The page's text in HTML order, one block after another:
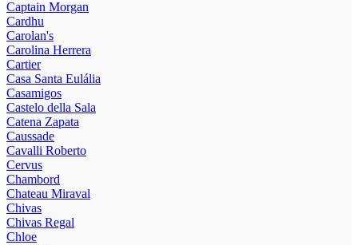
Captain Morgan
Cardhu
Carolan's
Carolina Herrera
Cartier
Casa Santa Eulália
Casamigos
Castelo della Sala
Catena Zapata
Caussade
Cavalli Roberto
Cervus
Chambord
Chateau Miraval
Chivas
Chivas Regal
Chloe